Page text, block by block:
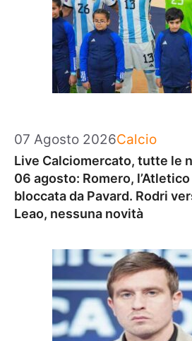
07 Agosto 2026Categorie
Calcio
Live Calciomercato, tutte le
06 agosto: Romero,
bloccata da Pavard. Rodri
Leao, nessuna novità